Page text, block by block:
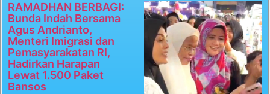
RAMADHAN BERBAGI:
Bunda Indah Bersama
Agus Andrianto,
Menteri Imigrasi dan
Pemasyarakatan RI,
Hadirkan Harapan
Lewat 1.500 Paket
Bansos